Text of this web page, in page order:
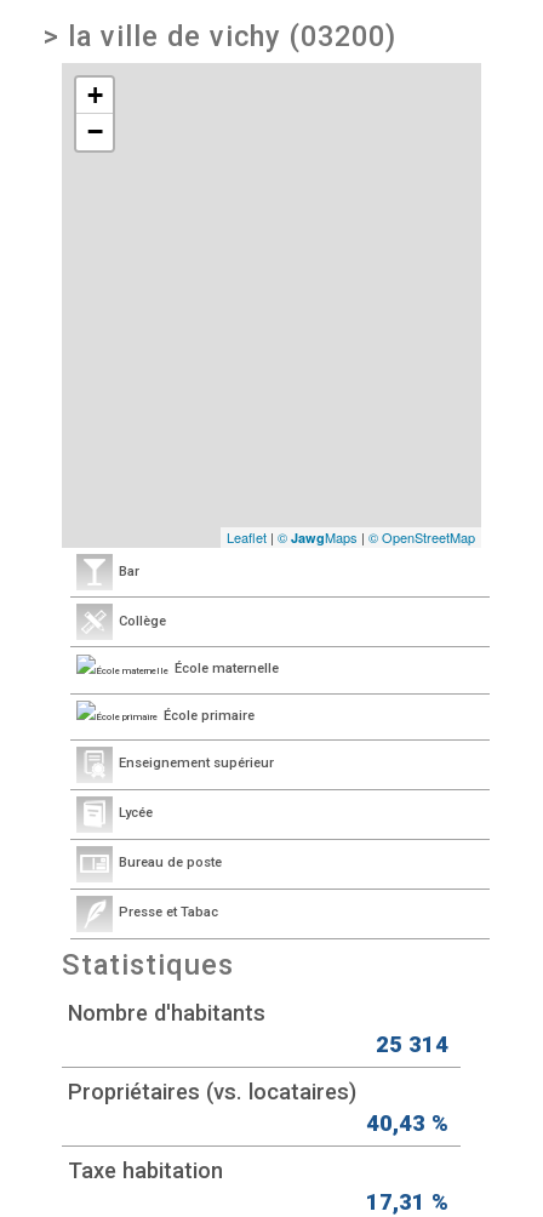
> la ville de vichy (03200)
+
−
Leaflet | © JawgMaps | © OpenStreetMap
Bar
Collège
École maternelle
École primaire
Enseignement supérieur
Lycée
Bureau de poste
Presse et Tabac
Statistiques
Nombre d'habitants
25 314
Propriétaires (vs. locataires)
40,43 %
Taxe habitation
17,31 %